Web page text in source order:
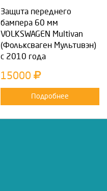
Защита переднего
бампера 60 мм
VOLKSWAGEN Multivan
(Фольксваген Мультивэн)
с 2010 года
15000
Подробнее